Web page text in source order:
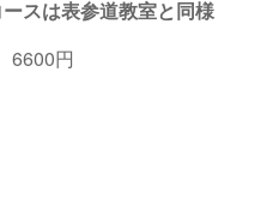
スは表参道教室と同様
6600円